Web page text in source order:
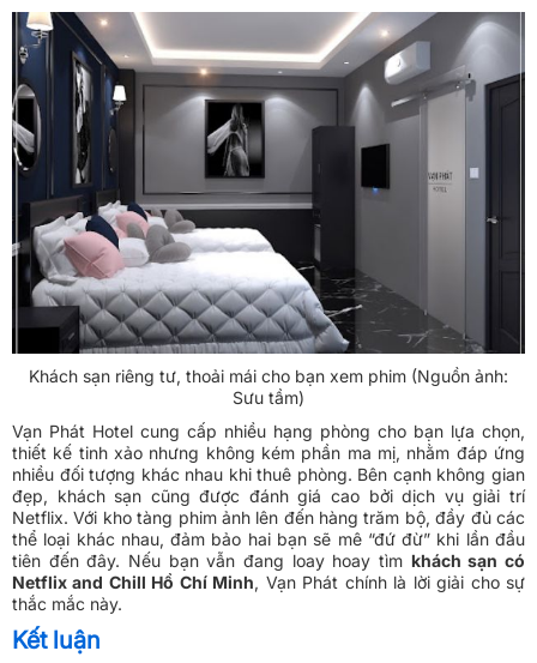
Khách sạn riêng tư, thoải mái cho bạn xem phim (Nguồn ảnh:
Sưu tầm)
Vạn Phát Hotel cung cấp nhiều hạng phòng cho bạn lựa chọn,
thiết kế tinh xảo nhưng không kém phần ma mị, nhằm đáp ứng
nhiều đối tượng khác nhau khi thuê phòng. Bên cạnh không gian
đẹp, khách sạn cũng được đánh giá cao bởi dịch vụ giải trí
Netflix. Với kho tàng phim ảnh lên đến hàng trăm bộ, đầy đủ các
thể loại khác nhau, đảm bảo hai bạn sẽ mê “đứ đừ” khi lần đầu
tiên đến đây. Nếu bạn vẫn đang loay hoay tìm khách sạn có
Netflix and Chill Hồ Chí Minh, Vạn Phát chính là lời giải cho sự
thắc mắc này.
Kết luận